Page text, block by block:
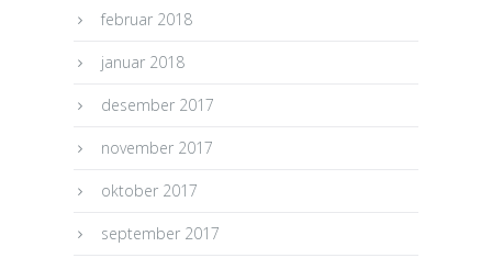
februar 2018
januar 2018
desember 2017
november 2017
oktober 2017
september 2017